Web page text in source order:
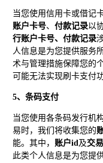
当您使用信用卡或借记
账户卡号、 付款记录以
行账户卡号、付款记录
人信息是为您提供服务
术与管理措施保障您的
可能无法实现刷卡支付功
5、条码支付
当您使用各条码发行机
易时，我们将收集您的
能。其中， 账户id及交
此类个人信息是为您提